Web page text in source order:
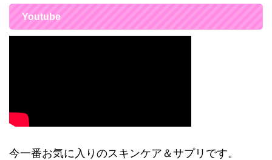
Youtube
今一番お気に入りのスキンケア＆サプリです。